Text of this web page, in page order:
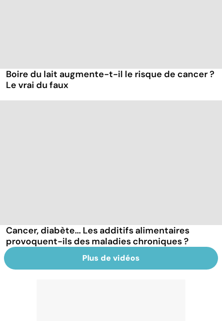
Boire du lait augmente-t-il le risque de cancer ?
Le vrai du faux
Cancer, diabète... Les additifs alimentaires
provoquent-ils des maladies chroniques ?
Plus de vidéos